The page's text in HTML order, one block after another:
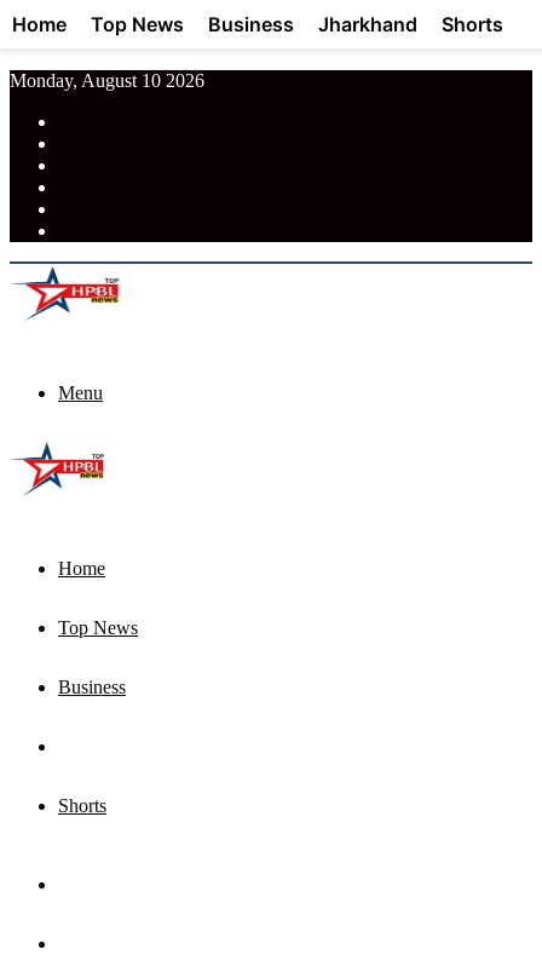
Monday, August 10 2026
Menu
Home
Top News
Business
Shorts
Home Top News Business Jharkhand Shorts